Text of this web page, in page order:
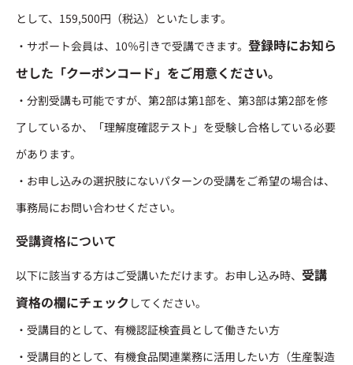
として、159,500円（税込）といたします。
・サポート会員は、10％引きで受講できます。 登録時にお知ら
せした「クーポンコード」をご用意ください。
・分割受講も可能ですが、第2部は第1部を、第3部は第2部を修
了しているか、「理解度確認テスト」を受験し合格している必要
があります。
・お申し込みの選択肢にないパターンの受講をご希望の場合は、
事務局にお問い合わせください。
受講資格について
以下に該当する方はご受講いただけます。お申し込み時、 受講
資格の欄にチェック してください。
・受講目的として、有機認証検査員として働きたい方
・受講目的として、有機食品関連業務に活用したい方（生産製造